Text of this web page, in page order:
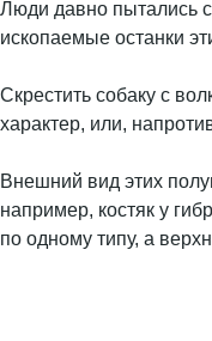
Люди давно пытались
ископаемые останки
Скрестить собаку с
характер, или,
Внешний вид этих
например, костяк у
по одному типу, а